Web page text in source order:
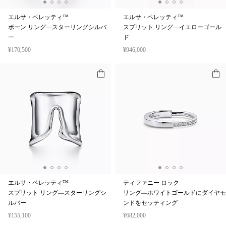
エルサ・ペレッティ™
ボーン リング—スターリングシルバ
ー
¥170,500
エルサ・ペレッティ™
スプリット リング—イエローゴール
ド
¥946,000
エルサ・ペレッティ™
スプリット リング—スターリングシ
ルバー
¥155,100
ティファニー ロック
リング—ホワイトゴールドにダイヤモ
ンドをセッティング
¥682,000